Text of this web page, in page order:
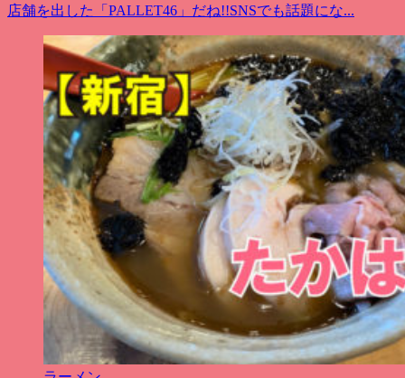
店舗を出した「PALLET46」だね!!SNSでも話題にな...